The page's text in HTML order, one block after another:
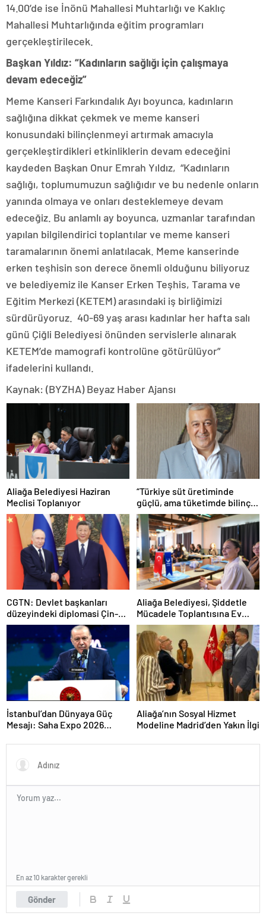
14.00’de ise İnönü Mahallesi Muhtarlığı ve Kaklıç
Mahallesi Muhtarlığında eğitim programları
gerçekleştirilecek.
Başkan Yıldız: “Kadınların sağlığı için çalışmaya
devam edeceğiz”
Meme Kanseri Farkındalık Ayı boyunca, kadınların
sağlığına dikkat çekmek ve meme kanseri
konusundaki bilinçlenmeyi artırmak amacıyla
gerçekleştirdikleri etkinliklerin devam edeceğini
kaydeden Başkan Onur Emrah Yıldız, “Kadınların
sağlığı, toplumumuzun sağlığıdır ve bu nedenle onların
yanında olmaya ve onları desteklemeye devam
edeceğiz. Bu anlamlı ay boyunca, uzmanlar tarafından
yapılan bilgilendirici toplantılar ve meme kanseri
taramalarının önemi anlatılacak. Meme kanserinde
erken teşhisin son derece önemli olduğunu biliyoruz
ve belediyemiz ile Kanser Erken Teşhis, Tarama ve
Eğitim Merkezi (KETEM) arasındaki iş birliğimizi
sürdürüyoruz. 40-69 yaş arası kadınlar her hafta salı
günü Çiğli Belediyesi önünden servislerle alınarak
KETEM’de mamografi kontrolüne götürülüyor”
ifadelerini kullandı.
Kaynak: (BYZHA) Beyaz Haber Ajansı
Aliağa Belediyesi Haziran
Meclisi Toplanıyor
“Türkiye süt üretiminde
güçlü, ama tüketimde bilinç
şart”
CGTN: Devlet başkanları
düzeyindeki diplomasi Çin-
Rusya arasındaki büyüyen
ortaklığı güçlendiriyor
Aliağa Belediyesi, Şiddetle
Mücadele Toplantısına Ev
Sahipliği Yaptı
İstanbul’dan Dünyaya Güç
Mesajı: Saha Expo 2026
Aliağa’nın Sosyal Hizmet
Modeline Madrid’den Yakın İlgi
Gönder
En az 10 karakter gerekli